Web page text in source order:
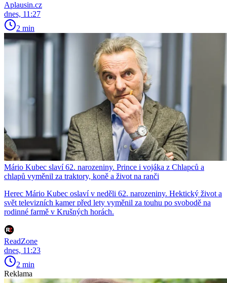
Aplausin.cz
dnes, 11:27
2 min
Mário Kubec slaví 62. narozeniny. Prince i vojáka z Chlapců a
chlapů vyměnil za traktory, koně a život na ranči
Herec Mário Kubec oslaví v neděli 62. narozeniny. Hektický život a
svět televizních kamer před lety vyměnil za touhu po svobodě na
rodinné farmě v Krušných horách.
ReadZone
dnes, 11:23
2 min
Reklama